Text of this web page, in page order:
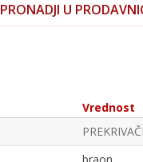
PRONADJI U
Vrednost
PREKRIVAČI